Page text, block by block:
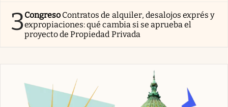
3Congreso Contratos de alquiler, desalojos exprés y
expropiaciones: qué cambia si se aprueba el
proyecto de Propiedad Privada